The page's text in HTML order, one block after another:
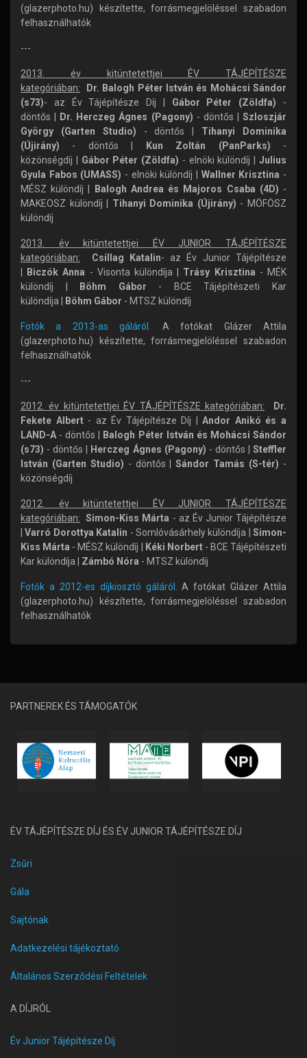
(glazerphoto.hu) készítette, forrásmegjelöléssel szabadon
felhasználhatók
---
2013. év kitüntetettjei ÉV TÁJÉPÍTÉSZE
kategóriában:
Dr. Balogh Péter István és Mohácsi Sándor
(s73)- az Év Tájépítésze Díj | Gábor Péter (Zöldfa) -
döntős |
Dr. Herczeg Ágnes (Pagony) - döntős |Szloszjár
György (Garten Studio) - döntős | Tihanyi Dominika
(Újirány) - döntős | Kun Zoltán (PanParks) -
közönségdíj | Gábor Péter (Zöldfa) - elnöki különdíj |Julius
Gyula Fabos (UMASS) - elnöki különdíj | Wallner Krisztina -
MÉSZ különdíj |
Balogh Andrea és Majoros Csaba (4D) -
MAKEOSZ különdíj | Tihanyi Dominika (Újirány) - MÖFÖSZ
különdíj
2013. év kitüntetettjei ÉV JUNIOR TÁJÉPÍTÉSZE
kategóriában:
Csillag Katalin- az Év Junior Tájépítésze
Biczók Anna - Visonta különdíja | Trásy Krisztina - MÉK
különdíj |
Böhm Gábor - BCE Tájépítészeti Kar
különdíja |
Böhm Gábor - MTSZ különdíj
Fotók a 2013-as gáláról.
A fotókat Glázer Attila
(glazerphoto.hu) készítette, forrásmegjelöléssel szabadon
felhasználhatók
---
2012. év kitüntetettjei ÉV TÁJÉPÍTÉSZE kategóriában:
Dr.
Fekete Albert- az Év Tájépítésze Díj |Andor Anikó és a
LAND-A - döntős |
Balogh Péter István és Mohácsi Sándor
(s73) - döntős | Herczeg Ágnes (Pagony) - döntős |Steffler
István (Garten Studio) - döntős |Sándor Tamás (S-tér) -
közönségdíj
2012. év kitüntetettjei ÉV JUNIOR TÁJÉPÍTÉSZE
kategóriában: Simon-Kiss Márta - az Év Junior Tájépítésze
|Varró Dorottya Katalin - Somlóvásárhely különdíja | Simon-
Kiss Márta - MÉSZ különdíj | Kéki Norbert- BCE Tájépítészeti
Kar különdíja | Zámbó Nóra - MTSZ különdíj
Fotók a 2012-es díjkiosztó gáláról.
A fotókat Glázer Attila
(glazerphoto.hu) készítette, forrásmegjelöléssel szabadon
felhasználhatók
PARTNEREK ÉS TÁMOGATÓK
ÉV TÁJÉPÍTÉSZE DÍJ ÉS ÉV JUNIOR TÁJÉPÍTÉSZE DÍJ
Zsűri
Gála
Sajtónak
Adatkezelési tájékoztató
Általános Szerződési Feltételek
A DÍJRÓL
Év Junior Tájépítésze Díj